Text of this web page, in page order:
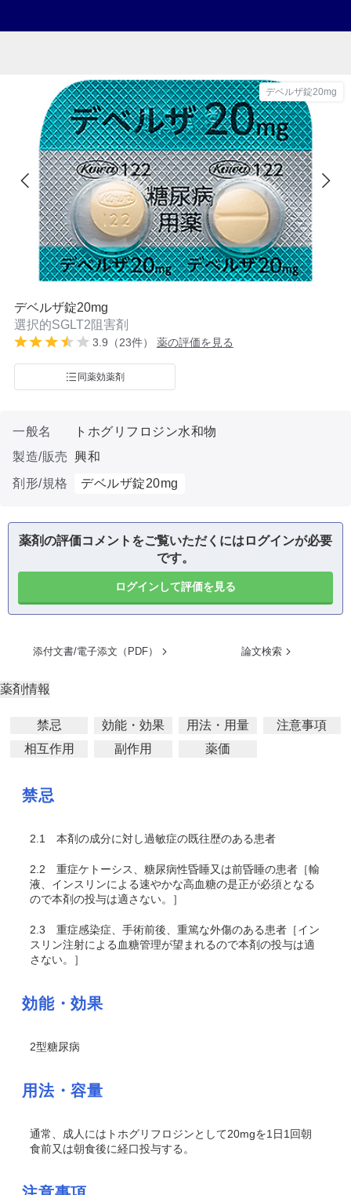
デベルザ錠20mg
デベルザ錠20mg
選択的SGLT2阻害剤
3.9（23件） 薬の評価を見る
同薬効薬剤
一般名
トホグリフロジン水和物
製造/販売 興和
剤形/規格
デベルザ錠20mg
薬剤の評価コメントをご覧いただくにはログインが必要
です。
ログインして評価を見る
添付文書/電子添文（PDF） 論文検索
薬剤情報
禁忌 効能・効果 用法・用量
注意事項
相互作用
副作用 薬価
禁忌
2.1 本剤の成分に対し過敏症の既往歴のある患者
2.2 重症ケトーシス、糖尿病性昏睡又は前昏睡の患者［輸
液、インスリンによる速やかな高血糖の是正が必須となる
ので本剤の投与は適さない。］
2.3 重症感染症、手術前後、重篤な外傷のある患者［イン
スリン注射による血糖管理が望まれるので本剤の投与は適
さない。］
効能・効果
2型糖尿病
用法・容量
通常、成人にはトホグリフロジンとして20mgを1日1回朝
食前又は朝食後に経口投与する。